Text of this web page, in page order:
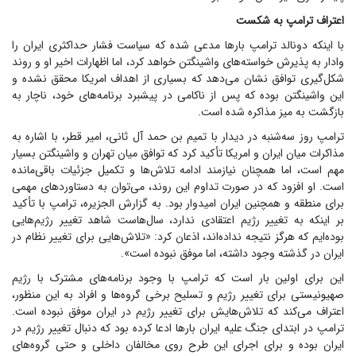
اعتراف ترامپ به شکست
با اینکه دونالد ترامپ بار‌ها مدعی شده که سیاست فشار حداکثری ایران را
وادار به پذیرش خواسته‌های واشینگتن خواهد کرد، اما اظهارات اخیر او و روند
شکل‌گیری توافق نشان می‌دهد که بسیاری از اهداف امریکا محقق نشده و
این واشینگتن بوده که پس از ناکامی در پیشبرد برنامه‌های خود، ناچار به
بازگشت به میز مذاکره شده است.
ترامپ روز سه‌شنبه در دیدار با تمیم بن حمد آل ثانی، امیر قطر، با اشاره به
مذاکرات میان ایران و امریکا تأکید کرد که توافق میان تهران و واشینگتن بسیار
مهم است، اما همچنان نیازمند ادامه تلاش‌ها و تکمیل جزئیات باقی‌مانده
است. او افزود که در صورت تداوم این روند، می‌توان به دستاورد‌های مهمی
برای منطقه و همچنین ایران امیدوار بود. به گزارش الجزیره، ترامپ با تأکید
بر اینکه به تغییر رژیم اعتقادی ندارد، سال‌هاست شاهد تغییر رژیم‌هایی
بوده‌ایم که هرگز نتیجه نداده‌اند، اذعان کرد: «تلاش‌هایی برای تغییر نظام در
ایران در گذشته وجود داشته، اما موفق نبوده است».
این برای اولین بار است که ترامپ با وجود برنامه‌های مشترک با رژیم
صهیونیستی برای تغییر رژیم و تسلیح برخی گروه‌ها و افراد به این منظور،
اعتراف می‌کند که تلاش‌هایش برای تغییر رژیم در ایران موفق نبوده است.
ترامپ در ابتدای جنگ علیه ایران بار‌ها ادعا کرده بود که دنبال تغییر رژیم در
ایران بوده و برای اجرای این طرح روی مخالفان داخلی و حتی گروه‌های